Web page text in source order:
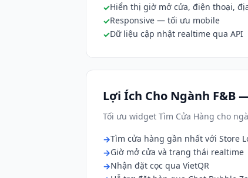
Hiển thị giờ mở cửa, điện thoại,
Responsive — tối ưu mobile
Dữ liệu cập nhật realtime qua API
Lợi Ích Cho Ngành F&B
Tối ưu widget Tìm Cửa Hàng cho
Tìm cửa hàng gần nhất với Store
Giờ mở cửa và trạng thái realtime
Nhận đặt cọc qua VietQR